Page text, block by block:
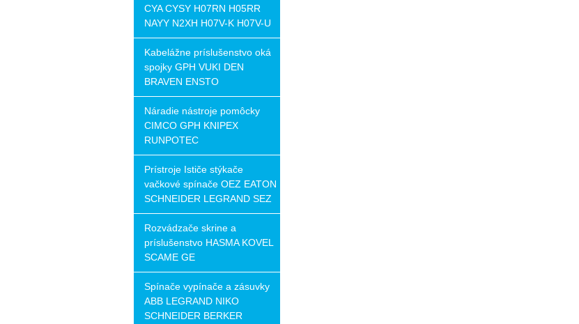
CYA CYSY H07RN H05RR
NAYY N2XH H07V-K H07V-U
Kabelážne príslušenstvo oká
spojky GPH VUKI DEN
BRAVEN ENSTO
Náradie nástroje pomôcky
CIMCO GPH KNIPEX
RUNPOTEC
Prístroje Ističe stýkače
vačkové spínače OEZ EATON
SCHNEIDER LEGRAND SEZ
Rozvádzače skrine a
príslušenstvo HASMA KOVEL
SCAME GE
Spínače vypínače a zásuvky
ABB LEGRAND NIKO
SCHNEIDER BERKER